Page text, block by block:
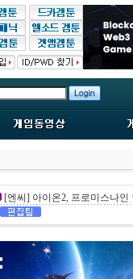
[엔씨] 아이온2, 프로미스나